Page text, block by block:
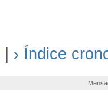
› Índice